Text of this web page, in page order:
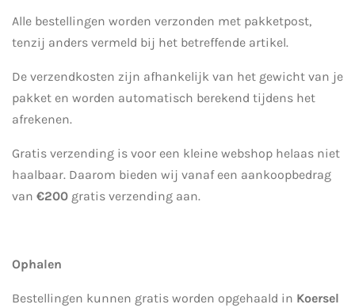
Alle bestellingen worden verzonden met pakketpost,
tenzij anders vermeld bij het betreffende artikel.
De verzendkosten zijn afhankelijk van het gewicht van je
pakket en worden automatisch berekend tijdens het
afrekenen.
Gratis verzending is voor een kleine webshop helaas niet
haalbaar. Daarom bieden wij vanaf een aankoopbedrag
van €200 gratis verzending aan.
Ophalen
Bestellingen kunnen gratis worden opgehaald in Koersel